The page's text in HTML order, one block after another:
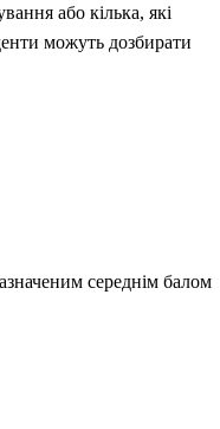
або кілька, які
можуть дозбирати
середнім балом